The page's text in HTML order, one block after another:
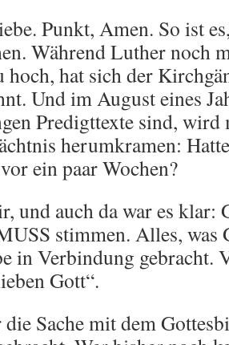
Punkt, Amen. So ist
Während Luther noch
hoch, hat sich der
Und im August eines
Predigttexte sind, wird
herumkramen:
ein paar Wochen?
und auch da war es
stimmen. Alles,
in Verbindung gebracht.
Gott“.
Sache mit dem